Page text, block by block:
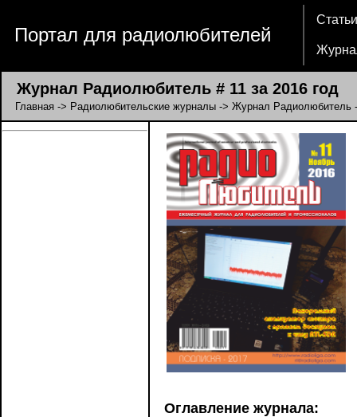
Портал для радиолюбителей
Статьи
Журнал Радиолюбитель # 11 за 2016 год
Главная -> Радиолюбительские журналы -> Журнал Радиолюбитель
Оглавление журнала: